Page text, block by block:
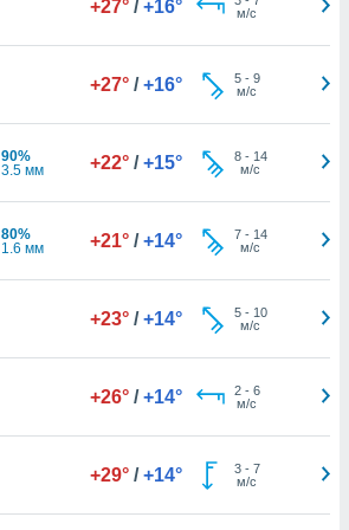
+27° / +16°
м/с
+27° / +16° 5- 9
м/с
90%
3.5 мм
+22° / +15° 8- 14
м/с
80%
1.6 мм
+21° / +14° 7- 14
м/с
+23° / +14° 5- 10
м/с
+26° / +14° 2- 6
м/с
+29° / +14° 3- 7
м/с